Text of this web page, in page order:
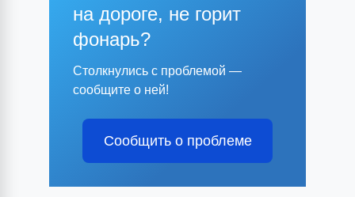
на дороге, не горит
фонарь?
Столкнулись с проблемой —
сообщите о ней!
Сообщить о проблеме